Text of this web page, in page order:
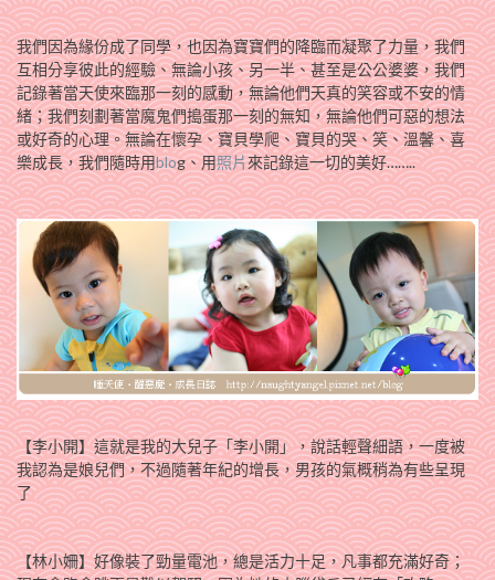
我們因為緣份成了同學，也因為寶寶們的降臨而凝聚了力量，我們
互相分享彼此的經驗、無論小孩、另一半、甚至是公公婆婆，我們
記錄著當天使來臨那一刻的感動，無論他們天真的笑容或不安的情
緒；我們刻劃著當魔鬼們搗蛋那一刻的無知，無論他們可惡的想法
或好奇的心理。無論在懷孕、寶貝學爬、寶貝的哭、笑、溫馨、喜
樂成長，我們隨時用blog、用照片來記錄這一切的美好……..
【李小開】這就是我的大兒子「李小開」，說話輕聲細語，一度被
我認為是娘兒們，不過隨著年紀的增長，男孩的氣概稍為有些呈現
了
【林小姍】好像裝了勁量電池，總是活力十足，凡事都充滿好奇；